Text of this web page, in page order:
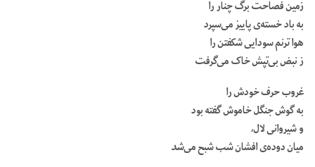
زمین فصاحت برگ چنار را
به باد خسته‌ی پاییز می‌سپرد
هوا ترنم سودایی شکفتن را
ز نبض بی‌تپش خاک می‌گرفت
غروب حرف خودش را
به گوش جنگل خاموش گفته بود
و شیروانی لال،
میان دوده‌ی افشان شب شبح می‌شد